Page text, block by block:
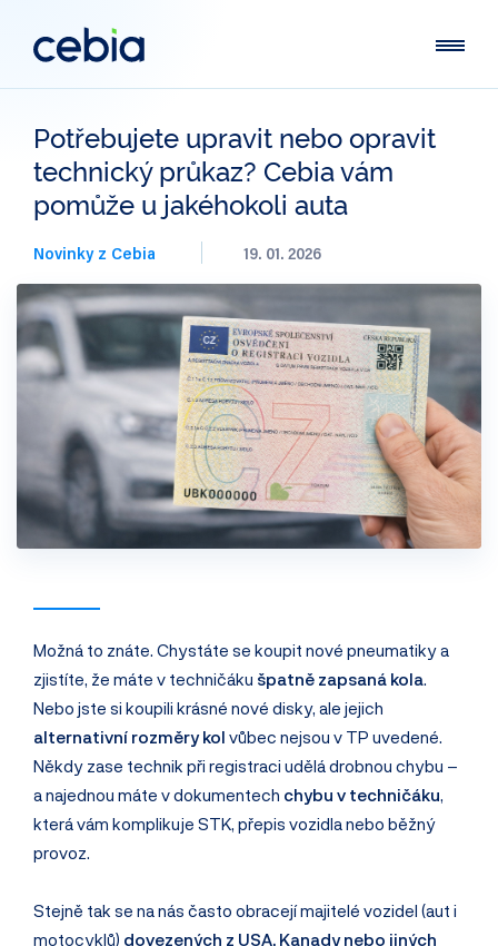
Potřebujete upravit nebo opravit
technický průkaz? Cebia vám
pomůže u jakéhokoli auta
Novinky z Cebia 19. 01. 2026
Možná to znáte. Chystáte se koupit nové pneumatiky a
zjistíte, že máte v techničáku špatně zapsaná kola.
Nebo jste si koupili krásné nové disky, ale jejich
alternativní rozměry kol vůbec nejsou v TP uvedené.
Někdy zase technik při registraci udělá drobnou chybu –
a najednou máte v dokumentech chybu v techničáku,
která vám komplikuje STK, přepis vozidla nebo běžný
provoz.
Stejně tak se na nás často obracejí majitelé vozidel (aut i
motocyklů) dovezených z USA, Kanady nebo jiných